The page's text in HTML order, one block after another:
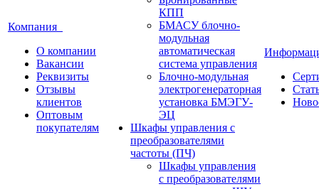
Компания
О компании
Вакансии
Реквизиты
Отзывы
клиентов
Оптовым
покупателям
КПП
БМАСУ блочно-
модульная
автоматическая
система управления
Блочно-модульная
электрогенераторная
установка БМЭГУ-
ЭЦ
Шкафы управления с
преобразователями
частоты (ПЧ)
Шкафы управления
с преобразователями